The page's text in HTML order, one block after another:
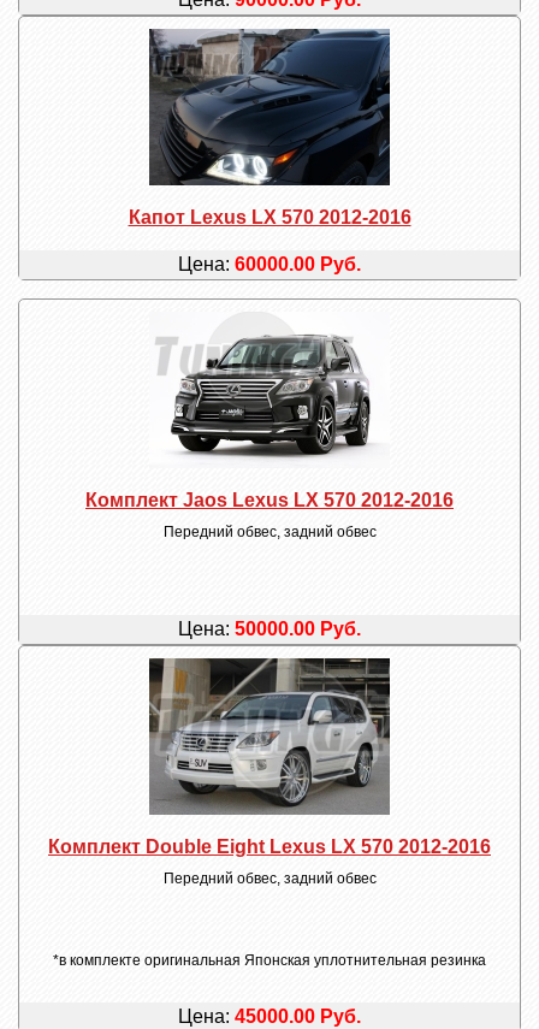
Капот Lexus LX 570 2012-2016
Цена: 60000.00 Руб.
Комплект Jaos Lexus LX 570 2012-2016
Передний обвес, задний обвес
Цена: 50000.00 Руб.
Комплект Double Eight Lexus LX 570 2012-2016
Передний обвес, задний обвес
*в комплекте оригинальная Японская уплотнительная резинка
Цена: 45000.00 Руб.